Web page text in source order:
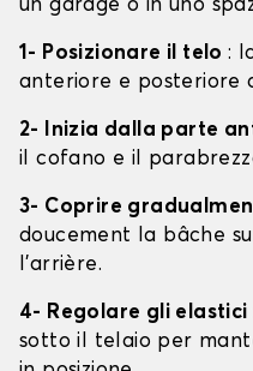
un garage o in uno
1- Posizionare il telo:
anteriore e posteriore
2- Inizia dalla parte
il cofano e il
3- Coprire
doucement la bâche
l'arrière.
4- Regolare gli elastici
sotto il telaio per